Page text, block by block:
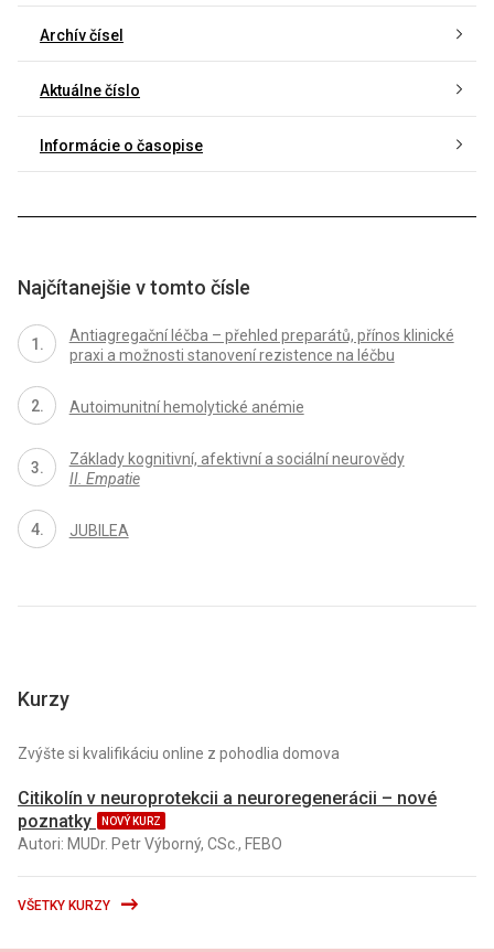
Archív čísel
Aktuálne číslo
Informácie o časopise
Najčítanejšie v tomto čísle
Antiagregační léčba – přehled preparátů, přínos klinické
praxi a možnosti stanovení rezistence na léčbu
Autoimunitní hemolytické anémie
Základy kognitivní, afektivní a sociální neurovědy
II. Empatie
JUBILEA
Kurzy
Zvýšte si kvalifikáciu online z pohodlia domova
Citikolín v neuroprotekcii a neuroregenerácii – nové
poznatky
NOVÝ KURZ
Autori: MUDr. Petr Výborný, CSc., FEBO
VŠETKY KURZY